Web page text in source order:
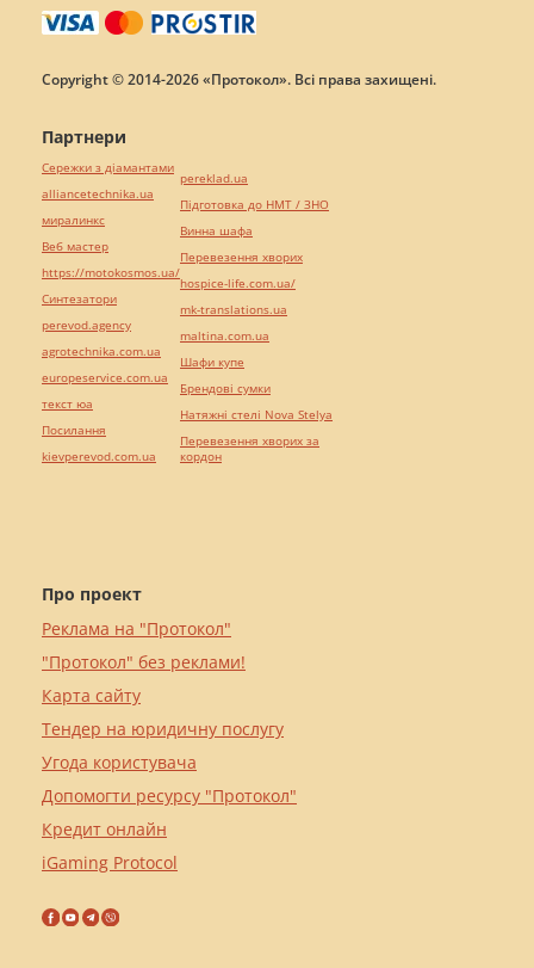
Copyright © 2014-2026 «Протокол». Всі права захищені.
Про проект
Реклама на "Протокол"
"Протокол" без реклами!
Карта сайту
Тендер на юридичну послугу
Угода користувача
Допомогти ресурсу "Протокол"
Кредит онлайн
iGaming Protocol
Партнери
Сережки з діамантами
alliancetechnika.ua
миралинкс
Веб мастер
https://motokosmos.ua/
Синтезатори
perevod.agency
agrotechnika.com.ua
europeservice.com.ua
текст юа
Посилання
kievperevod.com.ua
pereklad.ua
Підготовка до НМТ / ЗНО
Винна шафа
Перевезення хворих
hospice-life.com.ua/
mk-translations.ua
maltina.com.ua
Шафи купе
Брендові сумки
Натяжні стелі Nova Stelya
Перевезення хворих за
кордон